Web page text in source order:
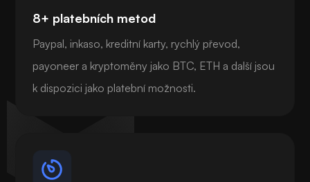
8+ platebních metod
Paypal, inkaso, kreditní karty, rychlý převod,
payoneer a kryptoměny jako BTC, ETH a další jsou
k dispozici jako platební možnosti.